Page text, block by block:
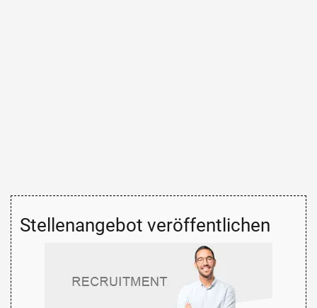
Stellenangebot veröffentlichen